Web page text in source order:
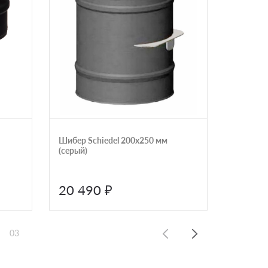
Шибер Schiedel 200х250 мм
(серый)
20 490 ₽
03